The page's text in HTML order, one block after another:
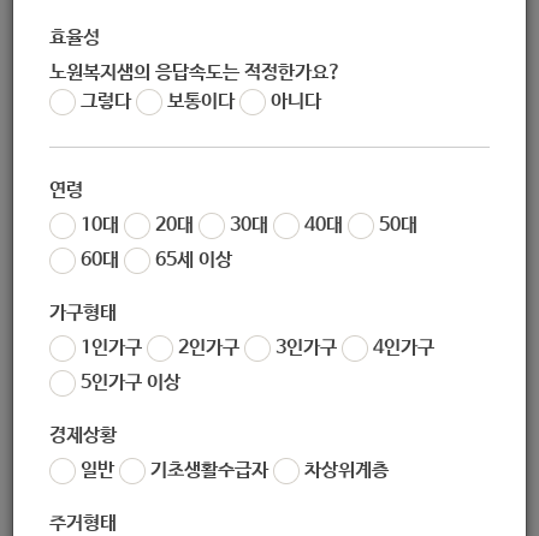
효율성
노원복지샘의 응답속도는 적정한가요?
그렇다
보통이다 아니다
연령
10대
20대 30대 40대
50대
60대
65세 이상
가구형태
1인가구
2인가구 3인가구
4인가구
5인가구 이상
경제상황
일반
기초생활수급자 차상위계층
주거형태
02-932-2500
02-932-2501
nwyouthjob@gmail.com
http://nwjob.kr/
(우) 01762
서울특별시 노원구 동일로 1405 KB금융노원Plaza, 9층